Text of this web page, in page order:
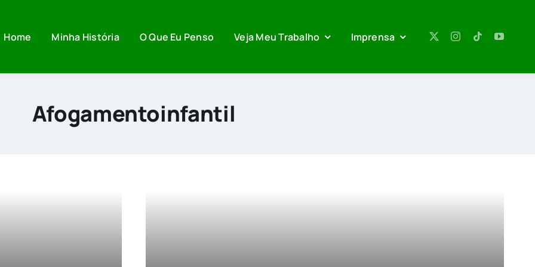
Home Minha História O Que Eu Penso Veja Meu Trabalho Imprensa
Afogamentoinfantil